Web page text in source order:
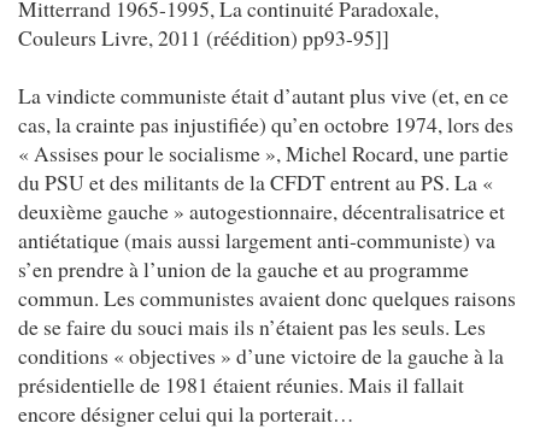
Mitterrand 1965-1995, La continuité Paradoxale,
Couleurs Livre, 2011 (réédition) pp93-95]]
La vindicte communiste était d’autant plus vive (et, en ce
cas, la crainte pas injustifiée) qu’en octobre 1974, lors des
« Assises pour le socialisme », Michel Rocard, une partie
du PSU et des militants de la CFDT entrent au PS. La «
deuxième gauche » autogestionnaire, décentralisatrice et
antiétatique (mais aussi largement anti-communiste) va
s’en prendre à l’union de la gauche et au programme
commun. Les communistes avaient donc quelques raisons
de se faire du souci mais ils n’étaient pas les seuls. Les
conditions « objectives » d’une victoire de la gauche à la
présidentielle de 1981 étaient réunies. Mais il fallait
encore désigner celui qui la porterait…